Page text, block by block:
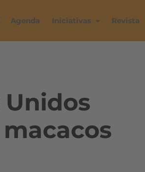
Agenda Iniciativas Revista
Unidos